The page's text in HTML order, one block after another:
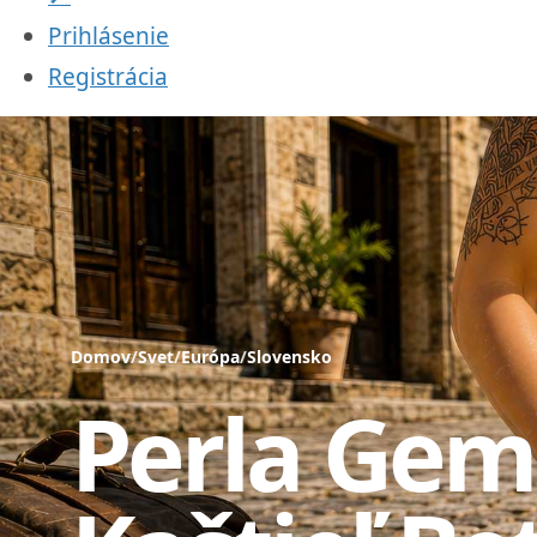
Prihlásenie
Registrácia
Domov/Svet/Európa/Slovensko
Perla